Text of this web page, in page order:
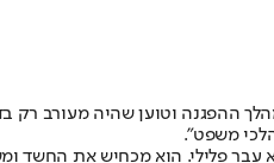
ההפגנה וטוען שהיה מעורב
משפט".
עבר פלילי. הוא מכחיש את